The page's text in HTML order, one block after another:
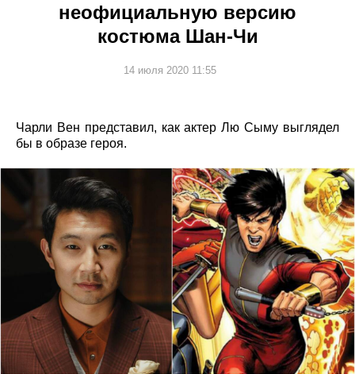
неофициальную версию
костюма Шан-Чи
14 июля 2020 11:55
Чарли Вен представил, как актер Лю Сыму выглядел
бы в образе героя.